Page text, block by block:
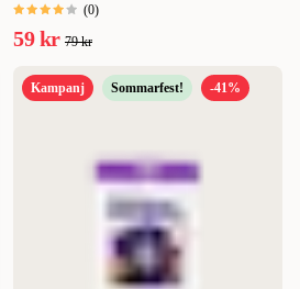
(0)
59 kr 79 kr
Kampanj Sommarfest! -41%